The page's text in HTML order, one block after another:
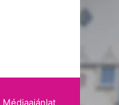
Médiaajánlat